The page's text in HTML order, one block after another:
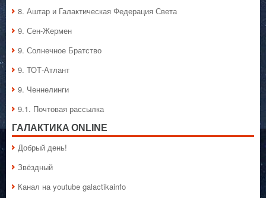
8. Аштар и Галактическая Федерация Света
9. Сен-Жермен
9. Солнечное Братство
9. ТОТ-Атлант
9. Ченнелинги
9.1. Почтовая рассылка
ГАЛАКТИКA ONLINE
Добрый день!
Звёздный
Канал на youtube galactikainfo